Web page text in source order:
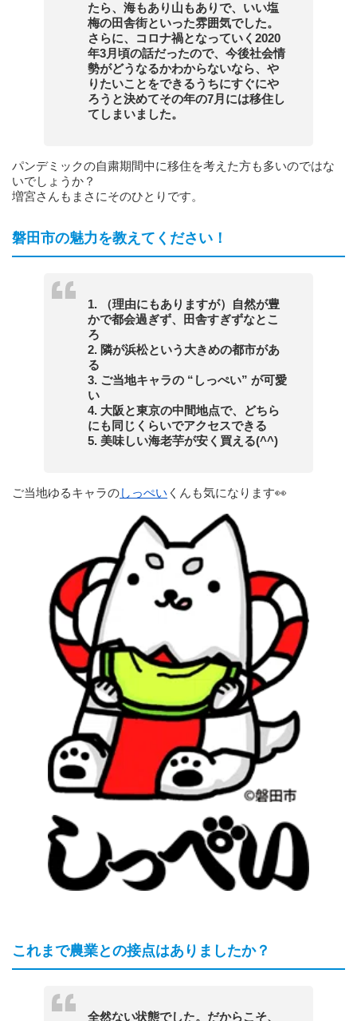
たら、海もあり山もありで、いい塩
梅の田舎街といった雰囲気でした。
さらに、コロナ禍となっていく2020
年3月頃の話だったので、今後社会情
勢がどうなるかわからないなら、や
りたいことをできるうちにすぐにや
ろうと決めてその年の7月には移住し
てしまいました。
パンデミックの自粛期間中に移住を考えた方も多いのではな
いでしょうか？
増宮さんもまさにそのひとりです。
磐田市の魅力を教えてください！
1. （理由にもありますが）自然が豊
かで都会過ぎず、田舎すぎずなとこ
ろ
2. 隣が浜松という大きめの都市があ
る
3. ご当地キャラの “しっぺい” が可愛
い
4. 大阪と東京の中間地点で、どちら
にも同じくらいでアクセスできる
5. 美味しい海老芋が安く買える(^^)
ご当地ゆるキャラのしっぺい くんも気になります👀
これまで農業との接点はありましたか？
全然ない状態でした。だからこそ、